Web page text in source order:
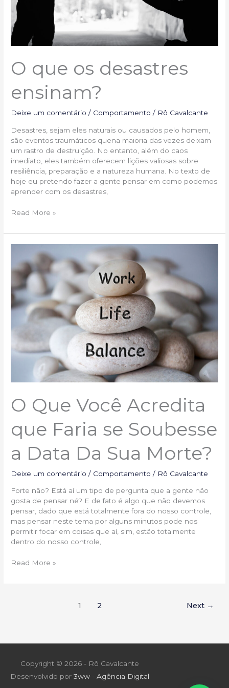
O que os desastres
ensinam?
Deixe um comentário / Comportamento / Rô Cavalcante
Desastres, sejam eles naturais ou causados pelo homem,
são eventos traumáticos quena maioria das vezes deixam
um rastro de destruição. No entanto, além do caos
imediato, eles também oferecem lições valiosas sobre
resiliência, preparação e a natureza humana. No texto de
hoje eu pretendo fazer a gente pensar em como podemos
aprender com os desastres,
Read More »
O Que Você Acredita
que Faria se Soubesse
a Data Da Sua Morte?
Deixe um comentário / Comportamento / Rô Cavalcante
Forte não? Está aí um tipo de pergunta que a gente não
gosta de pensar né? E de fato é algo que não devemos
pensar, dado que está totalmente fora do nosso controle,
mas pensar neste tema por alguns minutos pode nos
permitir focar em coisas que aí, sim, estão totalmente
dentro do nosso controle,
Que
Você
Acredita
que
Faria
se
Soubesse
a
Data
Da
Read More »
1 2 Next →
Copyright © 2026 - Rô Cavalcante
Desenvolvido por 3ww - Agência Digital